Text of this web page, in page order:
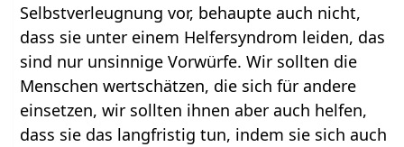
Selbstverleugnung vor, behaupte auch nicht,
dass sie unter einem Helfersyndrom leiden, das
sind nur unsinnige Vorwürfe. Wir sollten die
Menschen wertschätzen, die sich für andere
einsetzen, wir sollten ihnen aber auch helfen,
dass sie das langfristig tun, indem sie sich auch